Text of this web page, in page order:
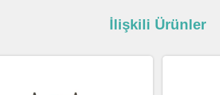
İlişkili Ürünler